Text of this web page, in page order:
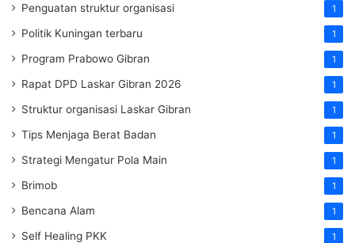
Penguatan struktur organisasi 1
Politik Kuningan terbaru 1
Program Prabowo Gibran 1
Rapat DPD Laskar Gibran 2026 1
Struktur organisasi Laskar Gibran 1
Tips Menjaga Berat Badan 1
Strategi Mengatur Pola Main 1
Brimob 1
Bencana Alam 1
Self Healing PKK 1